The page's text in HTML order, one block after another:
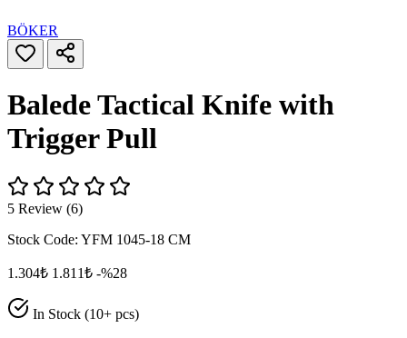
BÖKER
Balede Tactical Knife with
Trigger Pull
5 Review (6)
Stock Code: YFM 1045-18 CM
1.304₺ 1.811₺ -%28
In Stock (10+ pcs)